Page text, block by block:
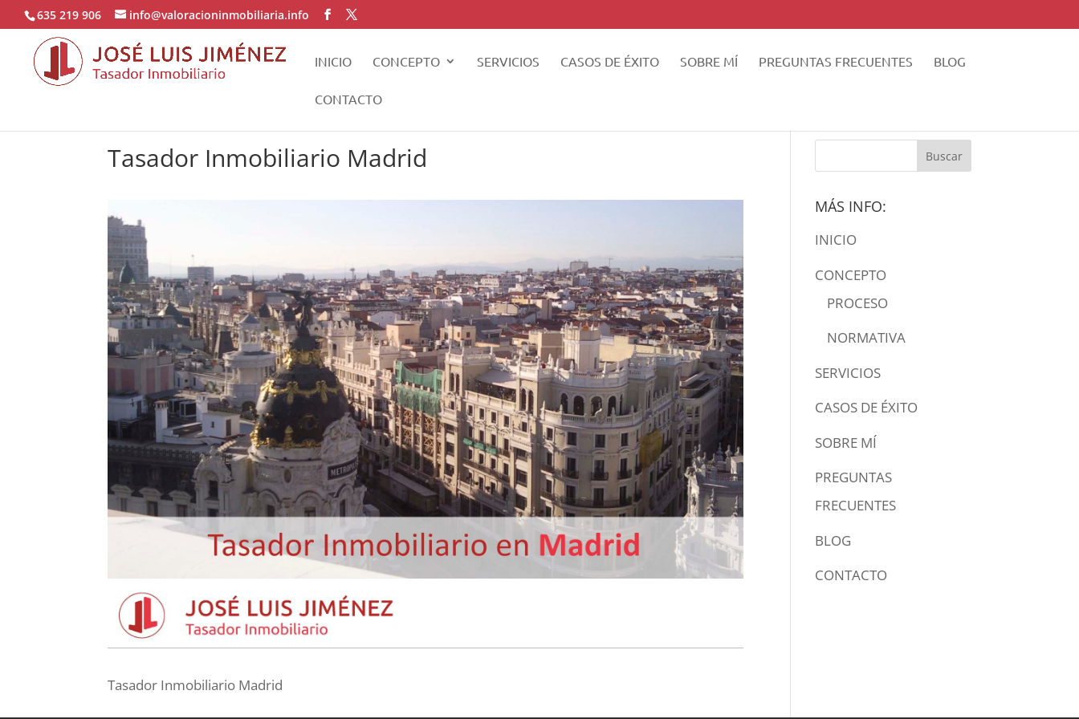
635 219 906 info@valoracioninmobiliaria.info
INICIO CONCEPTO SERVICIOS CASOS DE ÉXITO SOBRE MÍ PREGUNTAS FRECUENTES BLOG
CONTACTO
Tasador Inmobiliario Madrid
Tasador Inmobiliario Madrid
MÁS INFO:
INICIO
CONCEPTO
PROCESO
NORMATIVA
SERVICIOS
CASOS DE ÉXITO
SOBRE MÍ
PREGUNTAS
FRECUENTES
BLOG
CONTACTO